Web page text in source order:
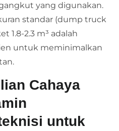
yang digunakan.
standar (dump truck
1.8-2.3 m³ adalah
untuk meminimalkan
Cahaya
untuk